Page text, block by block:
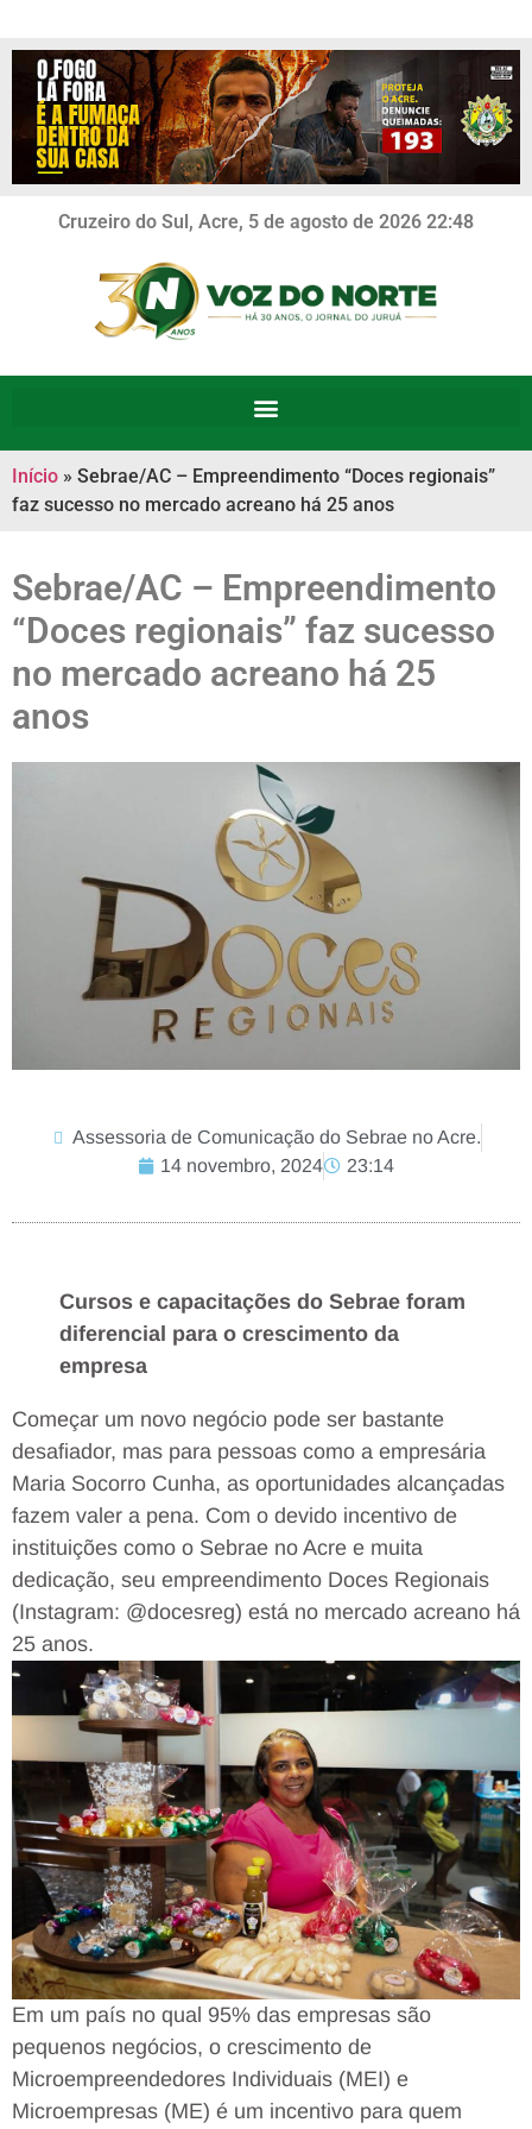
Cruzeiro do Sul, Acre, 5 de agosto de 2026 22:48
Início » Sebrae/AC – Empreendimento “Doces regionais”
faz sucesso no mercado acreano há 25 anos
Sebrae/AC – Empreendimento
“Doces regionais” faz sucesso
no mercado acreano há 25
anos
Assessoria de Comunicação do Sebrae no Acre.
14 novembro, 2024
23:14
Cursos e capacitações do Sebrae foram
diferencial para o crescimento da
empresa
Começar um novo negócio pode ser bastante
desafiador, mas para pessoas como a empresária
Maria Socorro Cunha, as oportunidades alcançadas
fazem valer a pena. Com o devido incentivo de
instituições como o Sebrae no Acre e muita
dedicação, seu empreendimento Doces Regionais
(Instagram: @docesreg) está no mercado acreano há
25 anos.
Em um país no qual 95% das empresas são
pequenos negócios, o crescimento de
Microempreendedores Individuais (MEI) e
Microempresas (ME) é um incentivo para quem